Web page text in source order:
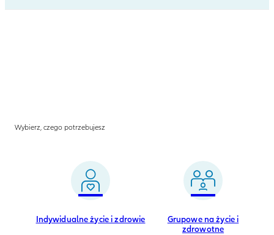
Wybierz, czego potrzebujesz
Indywidualne życie i zdrowie
Grupowe na życie i
zdrowotne